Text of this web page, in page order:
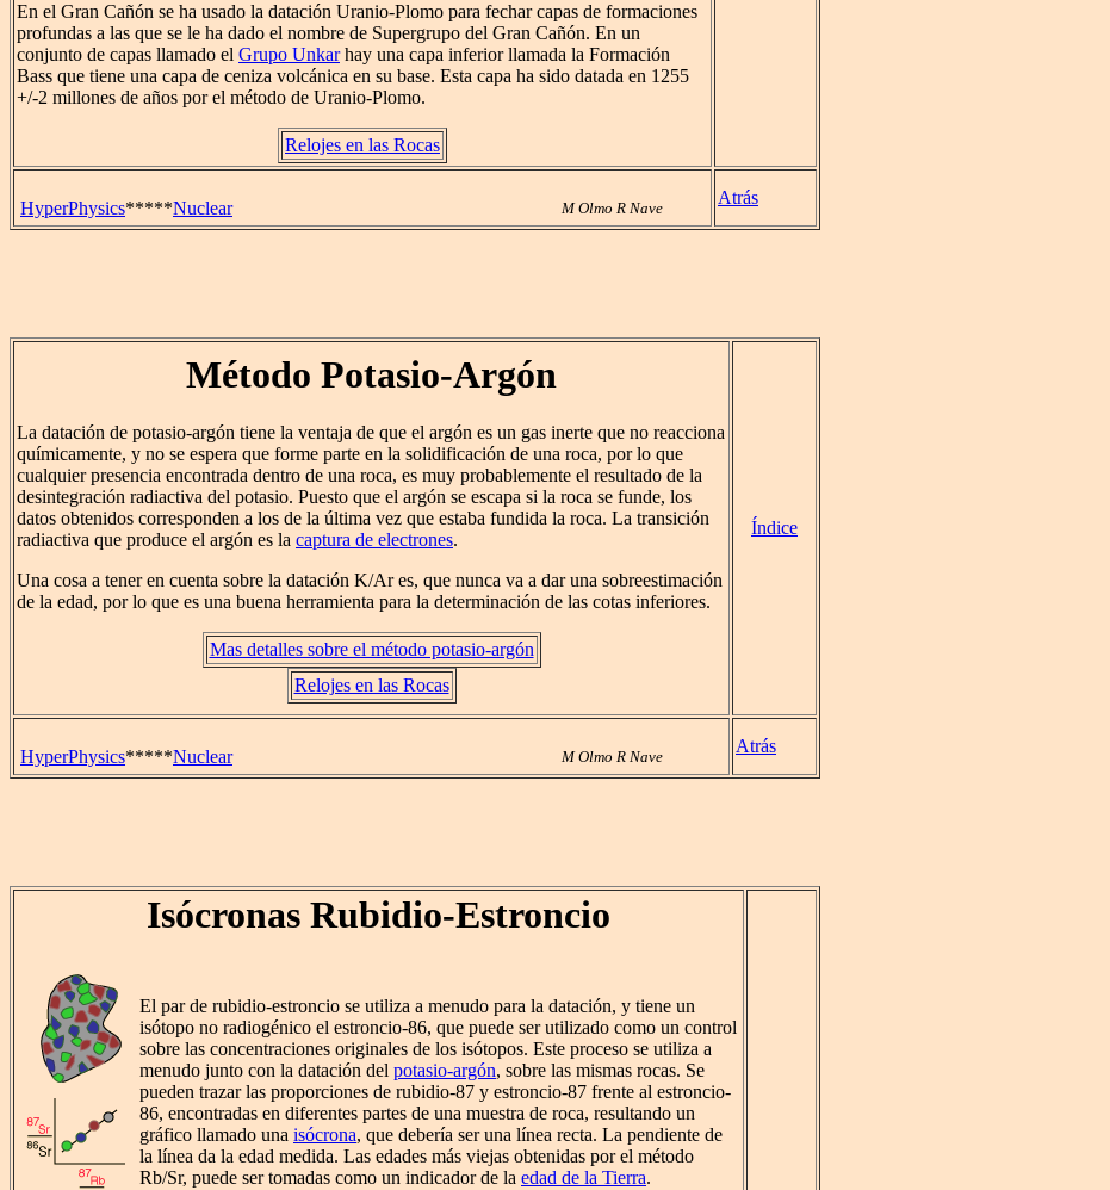
En el Gran Cañón se ha usado la datación Uranio-Plomo para fechar capas de formaciones
profundas a las que se le ha dado el nombre de Supergrupo del Gran Cañón. En un
conjunto de capas llamado el Grupo Unkarhay una capa inferior llamada la Formación
Bass que tiene una capa de ceniza volcánica en su base. Esta capa ha sido datada en 1255
+/-2 millones de años por el método de Uranio-Plomo.
Relojes en las Rocas
HyperPhysics*****Nuclear M Olmo R Nave
Atrás
Método Potasio-Argón
La datación de potasio-argón tiene la ventaja de que el argón es un gas inerte que no reacciona
químicamente, y no se espera que forme parte en la solidificación de una roca, por lo que
cualquier presencia encontrada dentro de una roca, es muy probablemente el resultado de la
desintegración radiactiva del potasio. Puesto que el argón se escapa si la roca se funde, los
datos obtenidos corresponden a los de la última vez que estaba fundida la roca. La transición
radiactiva que produce el argón es la captura de electrones.
Una cosa a tener en cuenta sobre la datación K/Ar es, que nunca va a dar una sobreestimación
de la edad, por lo que es una buena herramienta para la determinación de las cotas inferiores.
Mas detalles sobre el método potasio-argón
Relojes en las Rocas
Índice
HyperPhysics*****Nuclear M Olmo R Nave
Atrás
Isócronas Rubidio-Estroncio
El par de rubidio-estroncio se utiliza a menudo para la datación, y tiene un
isótopo no radiogénico el estroncio-86, que puede ser utilizado como un control
sobre las concentraciones originales de los isótopos. Este proceso se utiliza a
menudo junto con la datación del potasio-argón, sobre las mismas rocas. Se
pueden trazar las proporciones de rubidio-87 y estroncio-87 frente al estroncio-
86, encontradas en diferentes partes de una muestra de roca, resultando un
gráfico llamado una isócrona, que debería ser una línea recta. La pendiente de
la línea da la edad medida. Las edades más viejas obtenidas por el método
Rb/Sr, puede ser tomadas como un indicador de la edad de la Tierra.